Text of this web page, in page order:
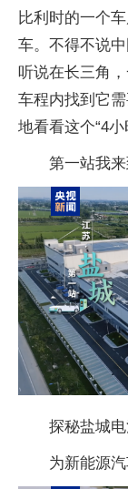
比利时的一个
车。不得不说
听说在长三角
车程内找到它
地看看这个“4小
第一站我来
探秘盐城
为新能源汽